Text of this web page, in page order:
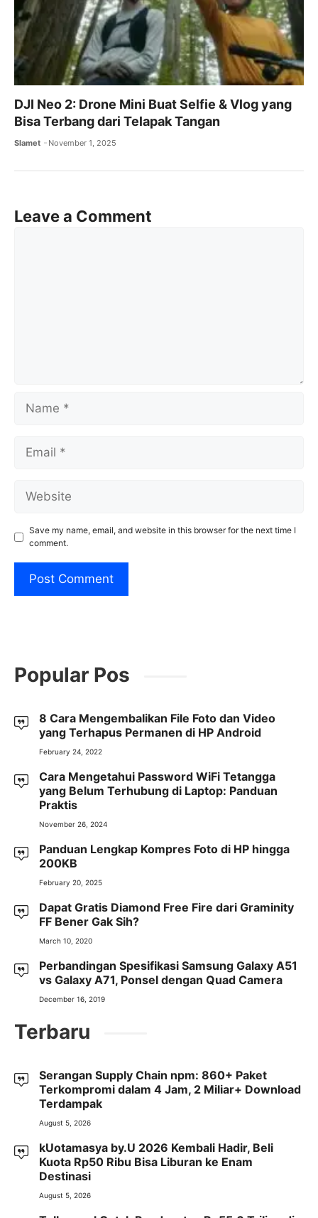
DJI Neo 2: Drone Mini Buat Selfie & Vlog yang
Bisa Terbang dari Telapak Tangan
Slamet November 1, 2025
Leave a Comment
Name
Email
Website
Save my name, email, and website in this browser for the next time I
comment.
Popular Pos
8 Cara Mengembalikan File Foto dan Video
yang Terhapus Permanen di HP Android
February 24, 2022
Cara Mengetahui Password WiFi Tetangga
yang Belum Terhubung di Laptop: Panduan
Praktis
November 26, 2024
Panduan Lengkap Kompres Foto di HP hingga
200KB
February 20, 2025
Dapat Gratis Diamond Free Fire dari Graminity
FF Bener Gak Sih?
March 10, 2020
Perbandingan Spesifikasi Samsung Galaxy A51
vs Galaxy A71, Ponsel dengan Quad Camera
December 16, 2019
Terbaru
Serangan Supply Chain npm: 860+ Paket
Terkompromi dalam 4 Jam, 2 Miliar+ Download
Terdampak
August 5, 2026
kUotamasya by.U 2026 Kembali Hadir, Beli
Kuota Rp50 Ribu Bisa Liburan ke Enam
Destinasi
August 5, 2026